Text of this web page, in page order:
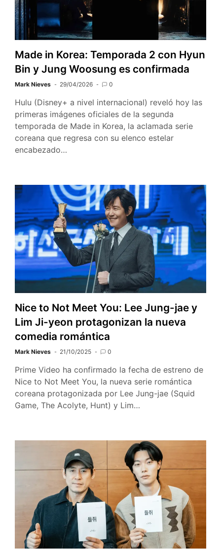
Made in Korea: Temporada 2 con Hyun
Bin y Jung Woosung es confirmada
Mark Nieves 29/04/2026 0
Hulu (Disney+ a nivel internacional) reveló hoy las
primeras imágenes oficiales de la segunda
temporada de Made in Korea, la aclamada serie
coreana que regresa con su elenco estelar
encabezado…
Nice to Not Meet You: Lee Jung-jae y
Lim Ji-yeon protagonizan la nueva
comedia romántica
Mark Nieves 21/10/2025 0
Prime Video ha confirmado la fecha de estreno de
Nice to Not Meet You, la nueva serie romántica
coreana protagonizada por Lee Jung-jae (Squid
Game, The Acolyte, Hunt) y Lim…